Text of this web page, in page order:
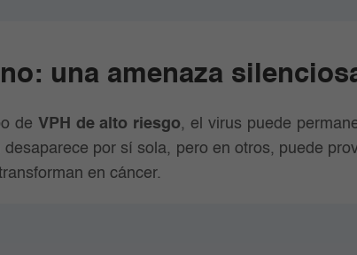
una amenaza
de VPH de alto riesgo, el virus puede
por sí sola, pero en otros, puede
en cáncer.